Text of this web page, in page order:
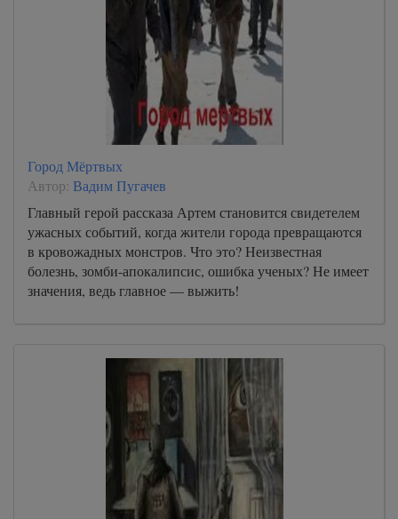
Город Мёртвых
Автор: Вадим Пугачев
Главный герой рассказа Артем становится свидетелем
ужасных событий, когда жители города превращаются
в кровожадных монстров. Что это? Неизвестная
болезнь, зомби-апокалипсис, ошибка ученых? Не имеет
значения, ведь главное — выжить!